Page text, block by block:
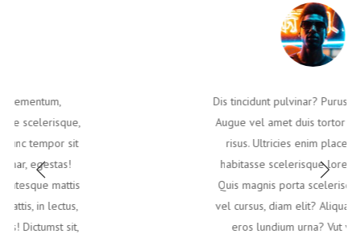
Dis tincidunt pulvinar? Purus, cras, sagittis!
Augue vel amet duis tortor sit est, lectus
risus. Ultricies enim placerat, ultrices
habitasse scelerisque lorem tincidunt?
Quis magnis porta scelerisque. Ultricies
vel cursus, diam elit? Aliquam, a ac! Nec,
eros lundium urna? Vut vel augue